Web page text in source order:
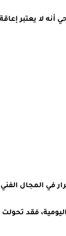
لا يعتبر
في المجال
فقد